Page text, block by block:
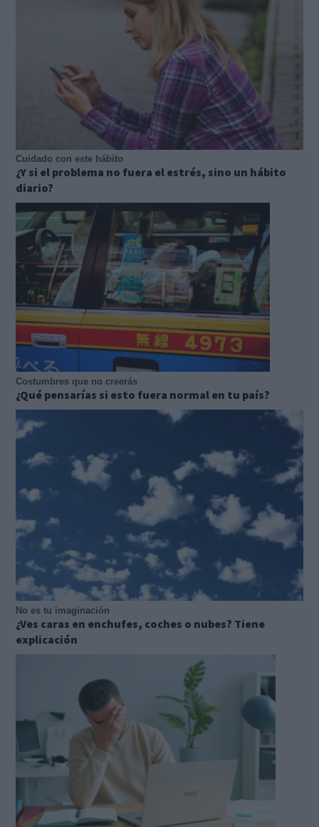
Cuidado con este hábito
¿Y si el problema no fuera el estrés, sino un hábito
diario?
Costumbres que no creerás
¿Qué pensarías si esto fuera normal en tu país?
No es tu imaginación
¿Ves caras en enchufes, coches o nubes? Tiene
explicación